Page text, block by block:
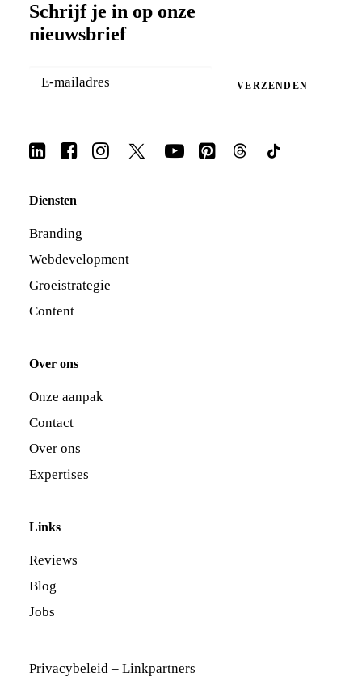
Schrijf je in op onze
nieuwsbrief
VERZENDEN
Diensten
Branding
Webdevelopment
Groeistrategie
Content
Over ons
Onze aanpak
Contact
Over ons
Expertises
Links
Reviews
Blog
Jobs
Privacybeleid – Linkpartners